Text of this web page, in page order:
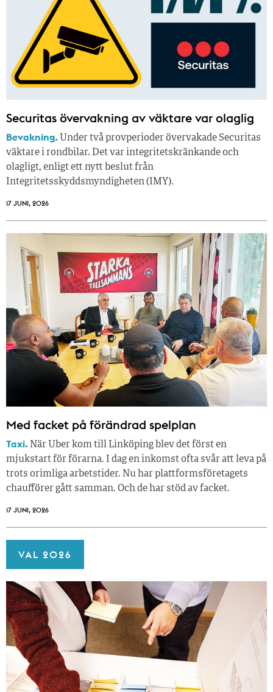
Securitas övervakning av väktare var olaglig
Bevakning. Under två provperioder övervakade Securitas
väktare i rondbilar. Det var integritetskränkande och
olagligt, enligt ett nytt beslut från
Integritetsskyddsmyndigheten (IMY).
17 JUNI, 2026
Med facket på förändrad spelplan
Taxi. När Uber kom till Linköping blev det först en
mjukstart för förarna. I dag en inkomst ofta svår att leva på
trots orimliga arbetstider. Nu har plattformsföretagets
chaufförer gått samman. Och de har stöd av facket.
17 JUNI, 2026
VAL 2026